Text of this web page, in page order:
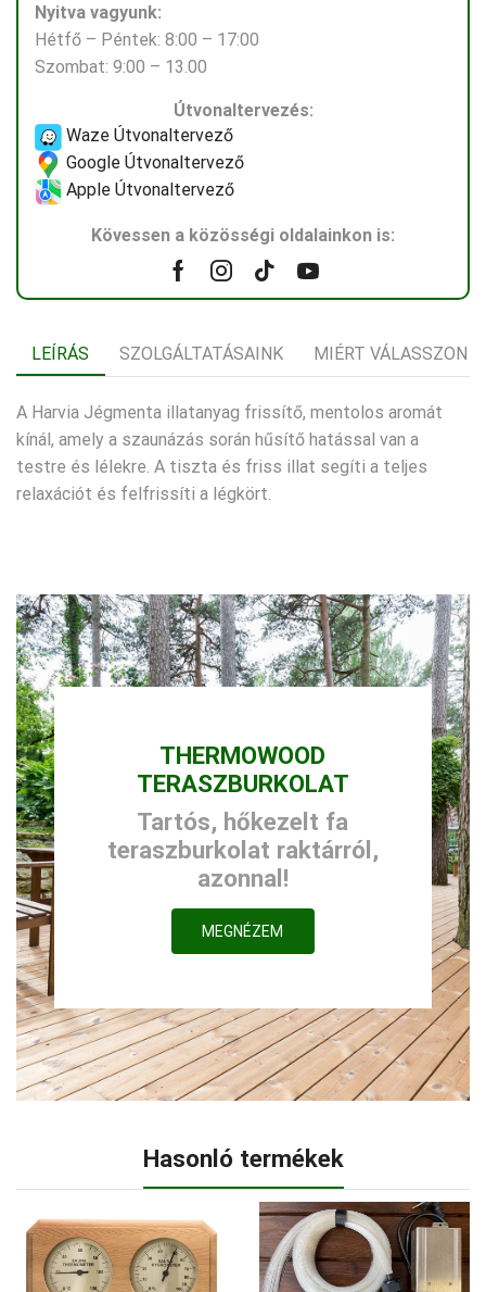
Nyitva vagyunk:
Hétfő – Péntek: 8:00 – 17:00
Szombat: 9:00 – 13.00
Útvonaltervezés:
Waze Útvonaltervező
Google Útvonaltervező
Apple Útvonaltervező
Kövessen a közösségi oldalainkon is:
Facebook
Instagram
Tik- Youtube
LEÍRÁS SZOLGÁLTATÁSAINK MIÉRT VÁLASSZON
A Harvia Jégmenta illatanyag frissítő, mentolos aromát
kínál, amely a szaunázás során hűsítő hatással van a
testre és lélekre. A tiszta és friss illat segíti a teljes
relaxációt és felfrissíti a légkört.
THERMOWOOD
TERASZBURKOLAT
Tartós, hőkezelt fa
teraszburkolat raktárról,
azonnal!
MEGNÉZEM
Hasonló termékek